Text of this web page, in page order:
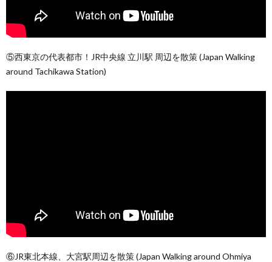
⑤西東京の代表都市！JR中央線 立川駅 周辺を散策 (Japan Walking
around Tachikawa Station)
⑥JR東北本線、大宮駅周辺を散策 (Japan Walking around Ohmiya